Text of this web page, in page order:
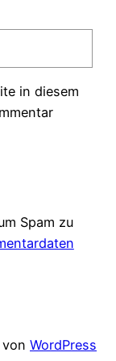
in diesem
Spam zu
WordPress